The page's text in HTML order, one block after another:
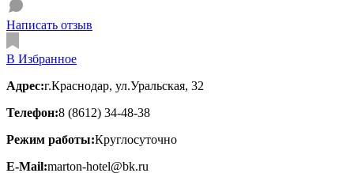
Написать отзыв
В Избранное
Адрес:г.Краснодар, ул.Уральская, 32
Телефон:8 (8612) 34-48-38
Режим работы:Круглосуточно
E-Mail:marton-hotel@bk.ru